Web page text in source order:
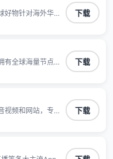
好物针对海外华
高质量专属回国
享国内网络:追剧听
下载
有全球海量节点覆
外华人和留学生
时高速稳定低延
下载
视频和网站，专业
、腾讯视频、爱
阳师、和平精
一个伊甸园等国
外华人和留学生、
下载